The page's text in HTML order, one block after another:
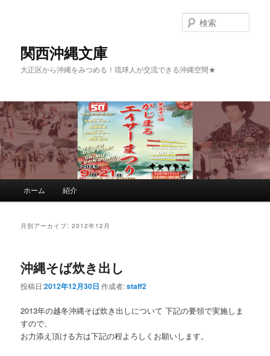
関西沖縄文庫
大正区から沖縄をみつめる！琉球人が交流できる沖縄空間★
索
メインコンテンツへ移動
サブコンテンツへ移動
ホーム 紹介
月別アーカイブ:2012年12月
沖縄そば炊き出し
投稿日:2012年12月30日 作成者:staff2
2013年の越冬沖縄そば炊き出しについて 下記の要領で実施しま
すので、
お力添え頂ける方は下記の程よろしくお願いします。